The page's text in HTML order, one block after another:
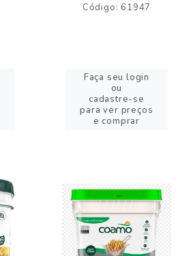
Código: 61947
Faça seu login
ou
cadastre-se
para ver preços
e comprar